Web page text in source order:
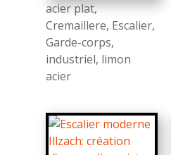
acier plat,
Cremaillere, Escalier,
Garde-corps,
industriel, limon
acier